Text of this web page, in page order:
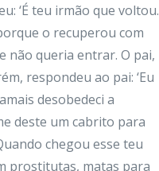
‘É teu irmão que voltou.
o recuperou com
não queria entrar. O pai,
respondeu ao pai: ‘Eu
desobedeci a
deste um cabrito para
chegou esse teu
prostitutas, matas para